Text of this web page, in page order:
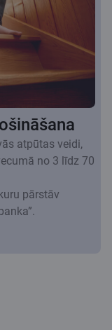
atpūtas veidi,
no 3 līdz 70
pārstāv